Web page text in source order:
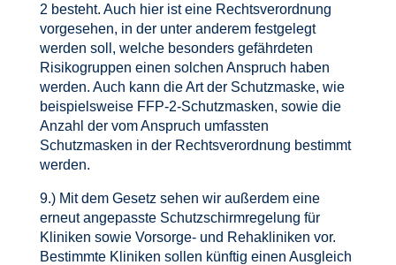
2 besteht. Auch hier ist eine Rechtsverordnung
vorgesehen, in der unter anderem festgelegt
werden soll, welche besonders gefährdeten
Risikogruppen einen solchen Anspruch haben
werden. Auch kann die Art der Schutzmaske, wie
beispielsweise FFP-2-Schutzmasken, sowie die
Anzahl der vom Anspruch umfassten
Schutzmasken in der Rechtsverordnung bestimmt
werden.
9.) Mit dem Gesetz sehen wir außerdem eine
erneut angepasste Schutzschirmregelung für
Kliniken sowie Vorsorge- und Rehakliniken vor.
Bestimmte Kliniken sollen künftig einen Ausgleich